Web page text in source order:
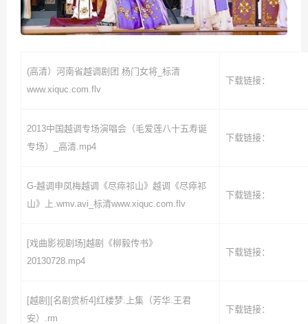
(高清）河南省越调剧团 杨门女将_标清
www.xiquc.com.flv
下载链接：
2013中国越调专场演唱会（毛爱莲八十五寿诞
专场）_高清.mp4
下载链接：
G-越调申凤梅越调《尽瘁祁山》越调《尽瘁祁
山》上.wmv.avi_标清www.xiquc.com.flv
下载链接：
[戏曲影视剧场]越剧《柳毅传书》
20130728.mp4
下载链接：
[越剧][名剧赏析4]红楼梦.上集（芳华.王君
安）.rm
下载链接：